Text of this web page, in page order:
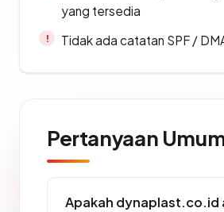
yang tersedia
Tidak ada catatan SPF /
Pertanyaan
Apakah dynaplast.co.id